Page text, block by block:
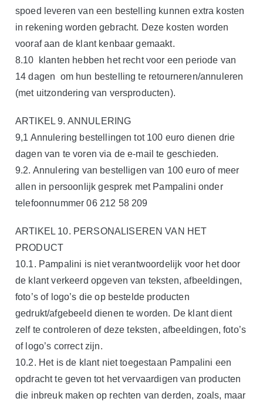
spoed leveren van een bestelling kunnen extra kosten
in rekening worden gebracht. Deze kosten worden
vooraf aan de klant kenbaar gemaakt.
8.10 klanten hebben het recht voor een periode van
14 dagen om hun bestelling te retourneren/annuleren
(met uitzondering van versproducten).
ARTIKEL 9. ANNULERING
9,1 Annulering bestellingen tot 100 euro dienen drie
dagen van te voren via de e-mail te geschieden.
9.2. Annulering van bestelligen van 100 euro of meer
allen in persoonlijk gesprek met Pampalini onder
telefoonnummer 06 212 58 209
ARTIKEL 10. PERSONALISEREN VAN HET
PRODUCT
10.1. Pampalini is niet verantwoordelijk voor het door
de klant verkeerd opgeven van teksten, afbeeldingen,
foto’s of logo’s die op bestelde producten
gedrukt/afgebeeld dienen te worden. De klant dient
zelf te controleren of deze teksten, afbeeldingen, foto’s
of logo’s correct zijn.
10.2. Het is de klant niet toegestaan Pampalini een
opdracht te geven tot het vervaardigen van producten
die inbreuk maken op rechten van derden, zoals, maar